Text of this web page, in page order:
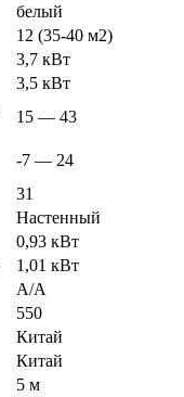
белый
12 (35-40 м2)
3,7 кВт
3,5 кВт
15 — 43
-7 — 24
31
Настенный
0,93 кВт
1,01 кВт
A/A
550
Китай
Китай
5 м